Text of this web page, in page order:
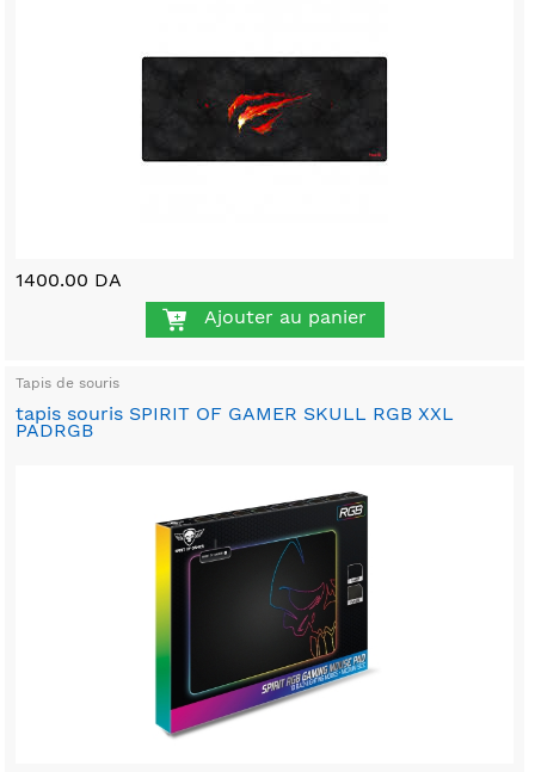
1400.00 DA
Ajouter au panier
Tapis de souris
tapis souris SPIRIT OF GAMER SKULL RGB XXL
PADRGB